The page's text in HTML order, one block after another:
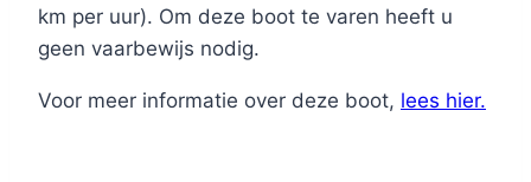
km per uur). Om deze boot te varen heeft u
geen vaarbewijs nodig.
Voor meer informatie over deze boot, lees hier.